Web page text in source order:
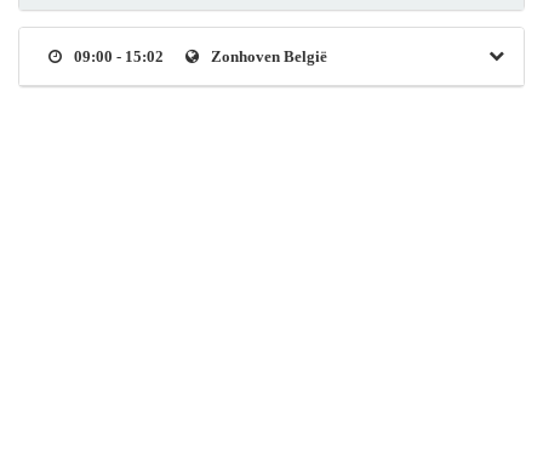
09:00 - 15:02 Zonhoven België